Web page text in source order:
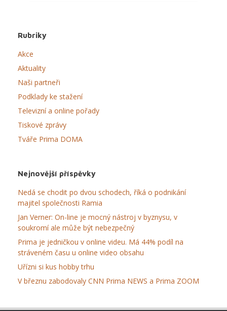
Rubriky
Akce
Aktuality
Naši partneři
Podklady ke stažení
Televizní a online pořady
Tiskové zprávy
Tváře Prima DOMA
Nejnovější příspěvky
Nedá se chodit po dvou schodech, říká o podnikání
majitel společnosti Ramia
Jan Verner: On-line je mocný nástroj v byznysu, v
soukromí ale může být nebezpečný
Prima je jedničkou v online videu. Má 44% podíl na
stráveném času u online video obsahu
Uřízni si kus hobby trhu
V březnu zabodovaly CNN Prima NEWS a Prima ZOOM